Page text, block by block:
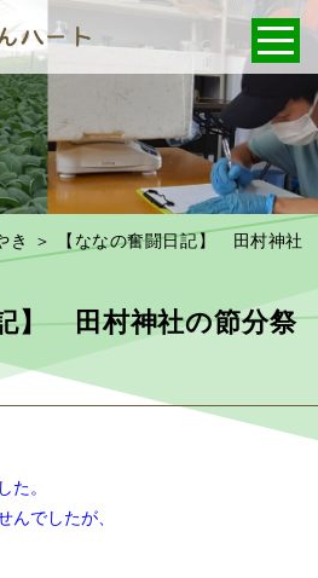
き ＞ 【ななの奮闘日記】 田村神社
】 田村神社の節分祭
た。
んでしたが、